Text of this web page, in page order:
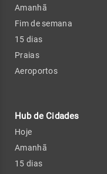
Amanhã
Fim de semana
15 dias
Praias
Aeroportos
Hub de Cidades
Hoje
Amanhã
15 dias